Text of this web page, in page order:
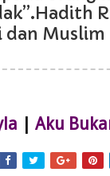
dan Muslim
| Aku